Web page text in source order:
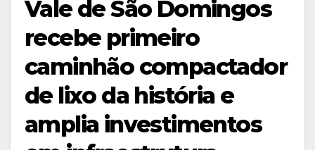
Vale de São Domingos
recebe primeiro
caminhão compactador
de lixo da história e
amplia investimentos